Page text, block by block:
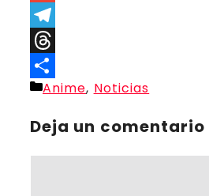
Link
Gmail
Telegram
Threads
Compartir
Categorías
Anime, Noticias
Deja un comentario